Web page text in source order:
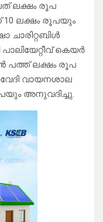
ലക്ഷം രൂപ
ലക്ഷം രൂപയും
ചാരിറ്റബിൾ
കെയർ
പത്ത്‌ ലക്ഷം രൂപ
വായനശാല
അനുവദിച്ചു.